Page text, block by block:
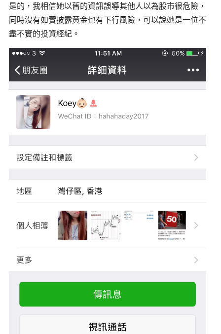
是的，我相信她以舊的資訊誤導其他人以為股市很危險，
同時沒有如實披露黃金也有下行風險，可以說她是一位不
盡不實的投資經紀。